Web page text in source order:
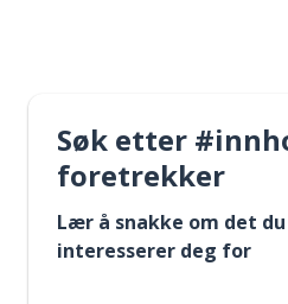
Søk etter
foretrekker
Lær å snakke om det
interesserer deg for